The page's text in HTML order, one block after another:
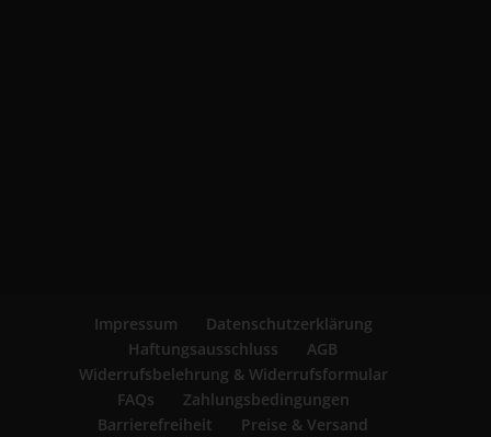
Impressum
Datenschutzerklärung
Haftungsausschluss
AGB
Widerrufsbelehrung & Widerrufsformular
FAQs
Zahlungsbedingungen
Barrierefreiheit
Preise & Versand